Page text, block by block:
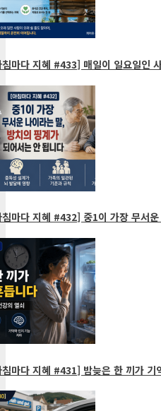
마다 지혜 #433] 매일이 일요일인 사
마다 지혜 #432] 중1이 가장 무서운
마다 지혜 #431] 밤늦은 한 끼가 기